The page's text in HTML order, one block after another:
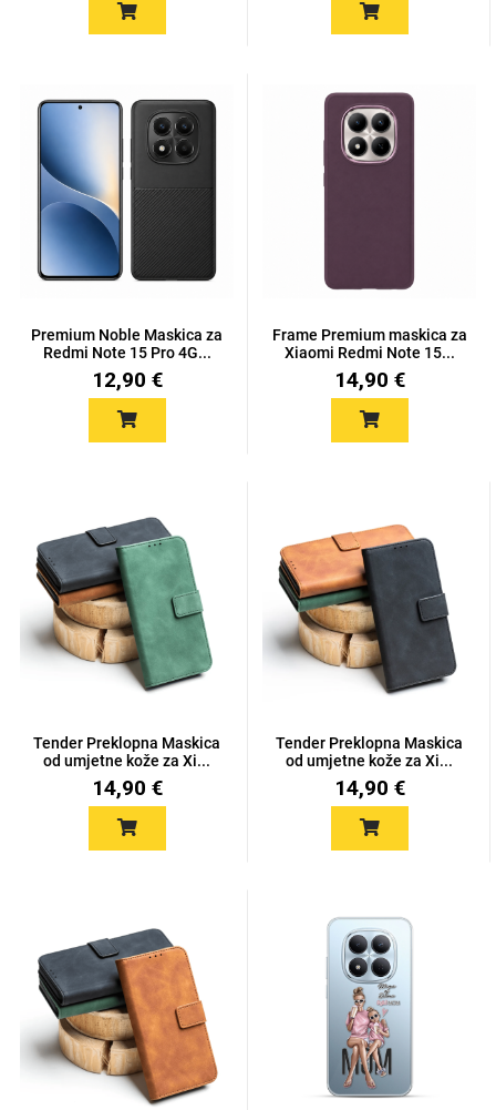
Premium Noble Maskica za
Redmi Note 15 Pro 4G...
12,90 €
Frame Premium maskica za
Xiaomi Redmi Note 15...
14,90 €
Tender Preklopna Maskica
od umjetne kože za Xi...
14,90 €
Tender Preklopna Maskica
od umjetne kože za Xi...
14,90 €
Za njega
Svijet životinja
Mandale / Cvjetni
motivi
Citati & Stihovi
MarbleMania
Gaming motivi Crtani filmovi
Obiteljski motivi